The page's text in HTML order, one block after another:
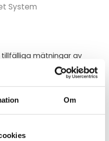
Om
System
tillfälliga mätningar av
för mätning av
- klass B i enlighet